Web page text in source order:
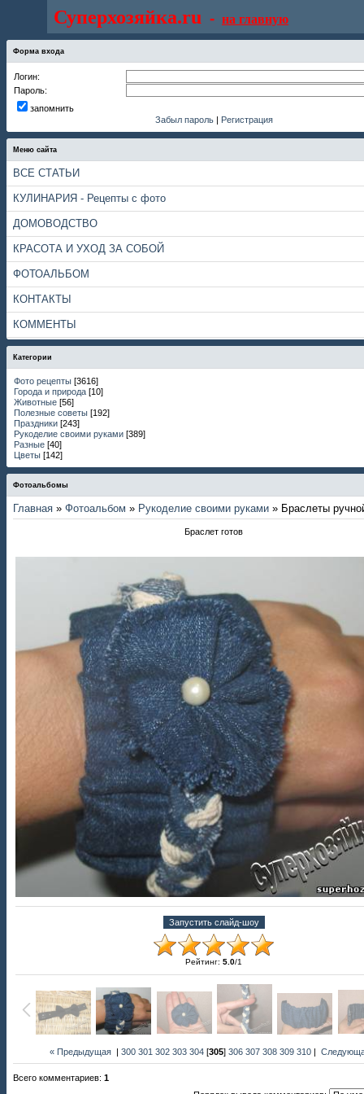
Суперхозяйка.ru - на главную
Форма входа
Логин:
Пароль:
запомнить
Забыл пароль | Регистрация
Меню сайта
ВСЕ СТАТЬИ
КУЛИНАРИЯ - Рецепты с фото
ДОМОВОДСТВО
КРАСОТА И УХОД ЗА СОБОЙ
ФОТОАЛЬБОМ
КОНТАКТЫ
КОММЕНТЫ
Категории
Фото рецепты [3616]
Города и природа [10]
Животные [56]
Полезные советы [192]
Праздники [243]
Рукоделие своими руками [389]
Разные [40]
Цветы [142]
Фотоальбомы
Главная » Фотоальбом » Рукоделие своими руками » Браслеты
Браслет готов
Рейтинг: 5.0/1
« Предыдущая |300 301 302 303 304 [305]306 307 308 309 310 |
Всего комментариев: 1